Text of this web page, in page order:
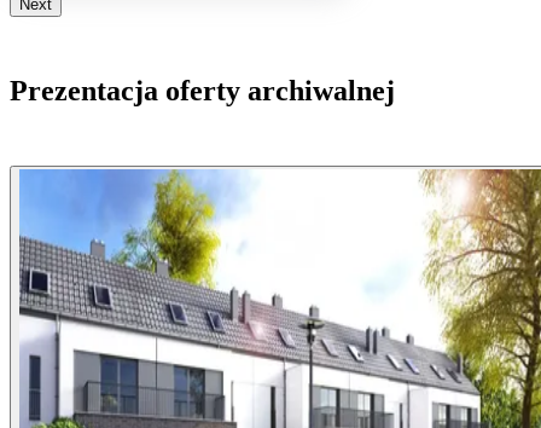
Next
Prezentacja oferty archiwalnej